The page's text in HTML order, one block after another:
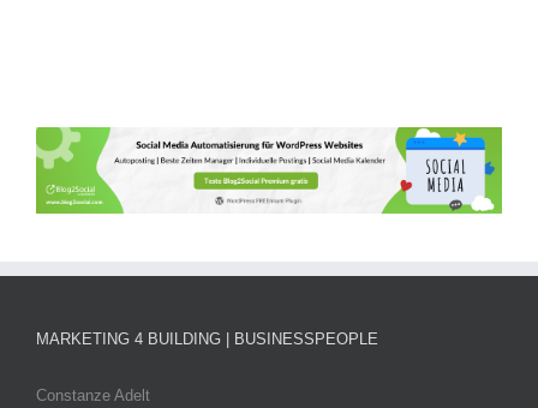
MARKETING 4 BUILDING | BUSINESSPEOPLE
Constanze Adelt